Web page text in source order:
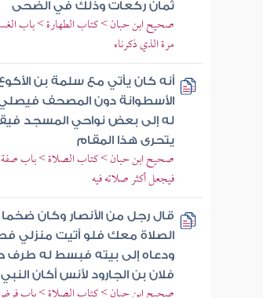
ثمان ركعات وذلك في الضحى
صحيح ابن حبان > كتاب الطهارة > باب
مرة الذي ذكرناه
أنه كان يأتي مع سلمة بن
الأسطوانة دون المصحف فيصلي
له إلى بعض نواحي المسجد
يتحرى هذا المقام
صحيح ابن حبان > كتاب الصلاة > باب صفة
فيجعل أكثر صلاته فيه
قال رجل من الأنصار وكان
الصلاة معك فلو أتيت منزلي
ودعاه إلى بيته فبسط له
فلان بن الجارود لأنس أكان